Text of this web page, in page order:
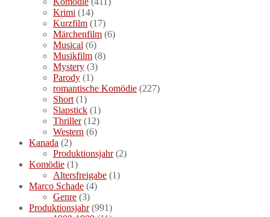
Krimi (14)
Kurzfilm (17)
Märchenfilm (6)
Musical (6)
Musikfilm (8)
Mystery (3)
Parody (1)
romantische Komödie (227)
Short (1)
Slapstick (1)
Thriller(12)
Western (6)
Kanada (2)
Produktionsjahr(2)
Komödie (1)
Altersfreigabe (1)
Marco Schade (4)
Genre (3)
Produktionsjahr(991)